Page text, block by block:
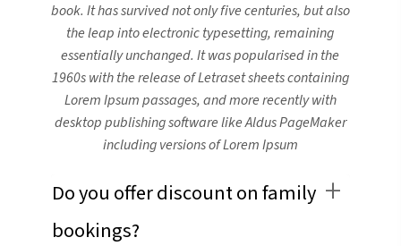
book. It has survived not only five centuries, but also
the leap into electronic typesetting, remaining
essentially unchanged. It was popularised in the
1960s with the release of Letraset sheets containing
Lorem Ipsum passages, and more recently with
desktop publishing software like Aldus PageMaker
including versions of Lorem Ipsum
Do you offer discount on family
bookings?